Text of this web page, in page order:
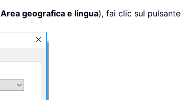
Area geografica e lingua), fai clic sul pulsante